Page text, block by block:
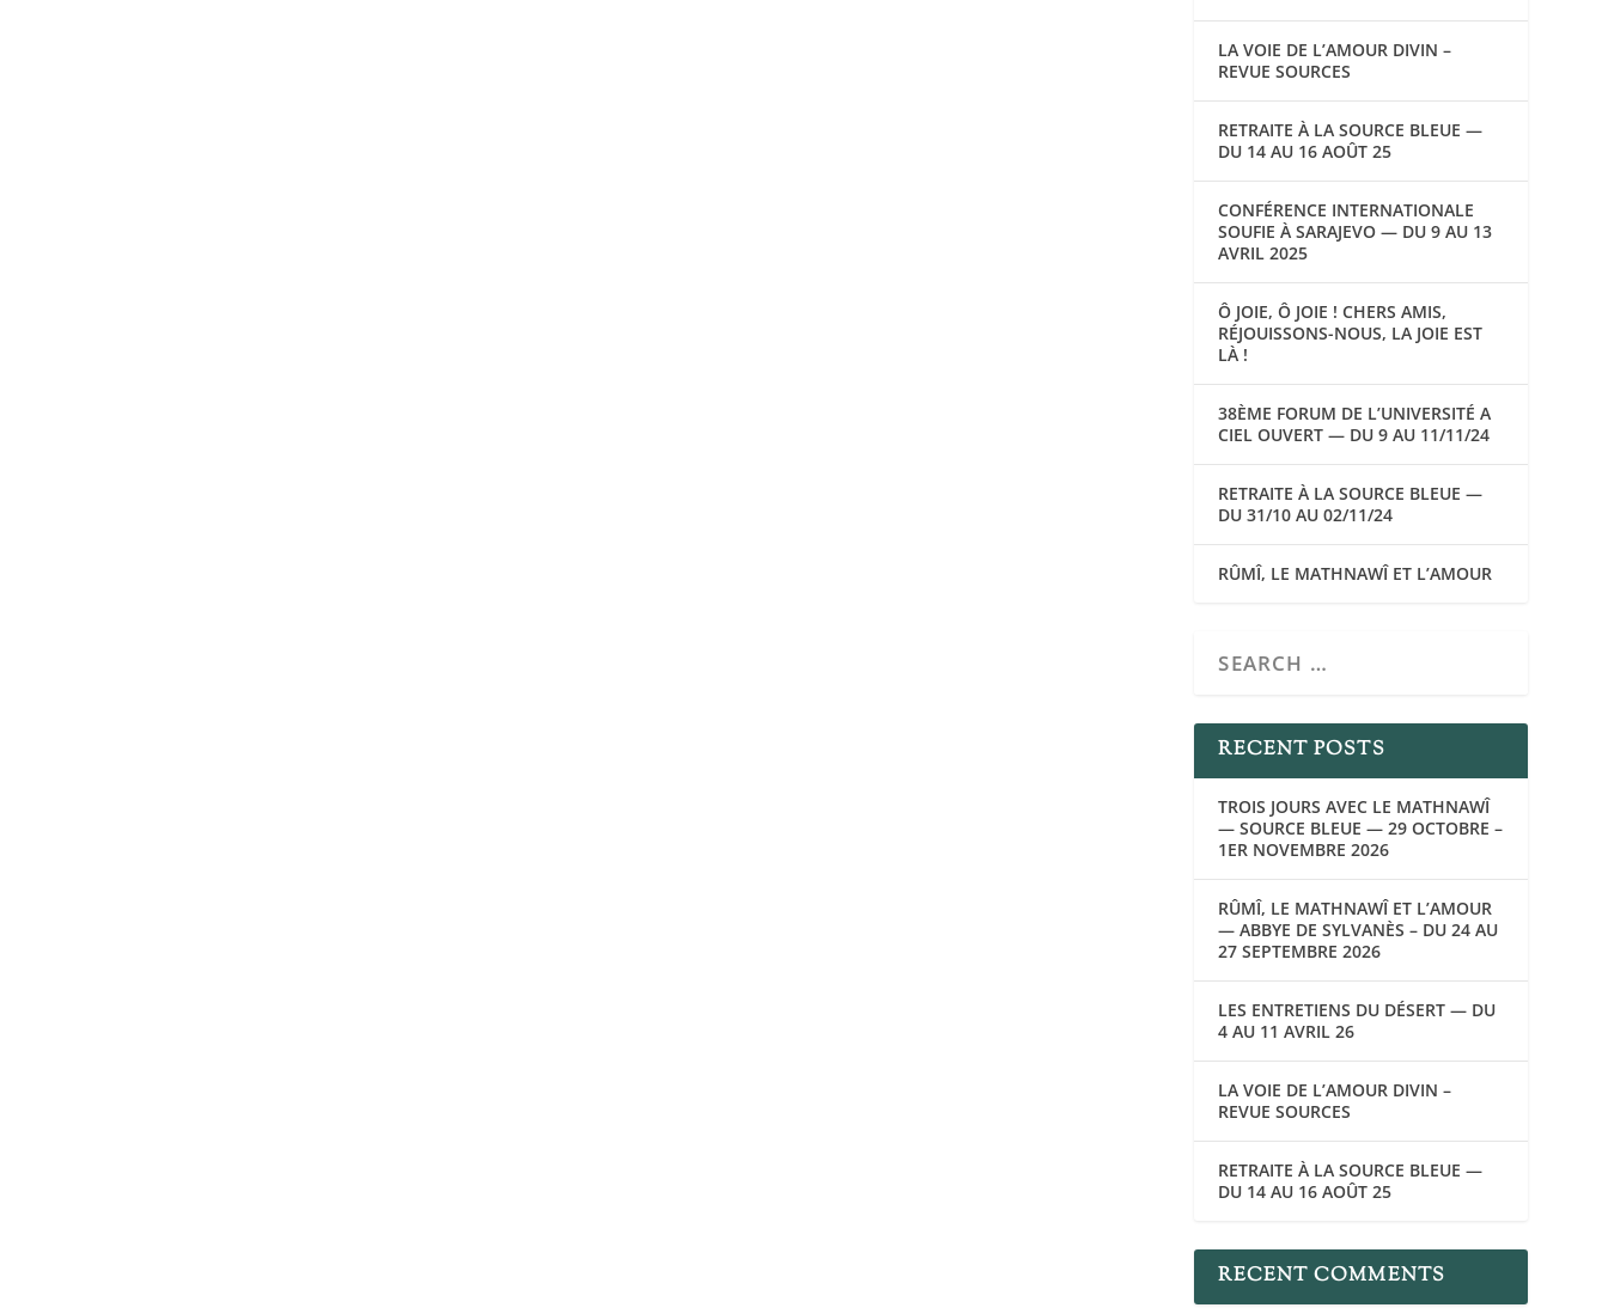
LA VOIE DE L’AMOUR DIVIN –
REVUE SOURCES
RETRAITE À LA SOURCE BLEUE —
DU 14 AU 16 AOÛT 25
CONFÉRENCE INTERNATIONALE
SOUFIE À SARAJEVO — DU 9 AU 13
AVRIL 2025
Ô JOIE, Ô JOIE ! CHERS AMIS,
RÉJOUISSONS-NOUS, LA JOIE EST
LÀ !
38ÈME FORUM DE L’UNIVERSITÉ A
CIEL OUVERT — DU 9 AU 11/11/24
RETRAITE À LA SOURCE BLEUE —
DU 31/10 AU 02/11/24
RÛMÎ, LE MATHNAWÎ ET L’AMOUR
RECENT POSTS
TROIS JOURS AVEC LE MATHNAWÎ
— SOURCE BLEUE — 29 OCTOBRE –
1ER NOVEMBRE 2026
RÛMÎ, LE MATHNAWÎ ET L’AMOUR
— ABBYE DE SYLVANÈS – DU 24 AU
27 SEPTEMBRE 2026
LES ENTRETIENS DU DÉSERT — DU
4 AU 11 AVRIL 26
LA VOIE DE L’AMOUR DIVIN –
REVUE SOURCES
RETRAITE À LA SOURCE BLEUE —
DU 14 AU 16 AOÛT 25
RECENT COMMENTS